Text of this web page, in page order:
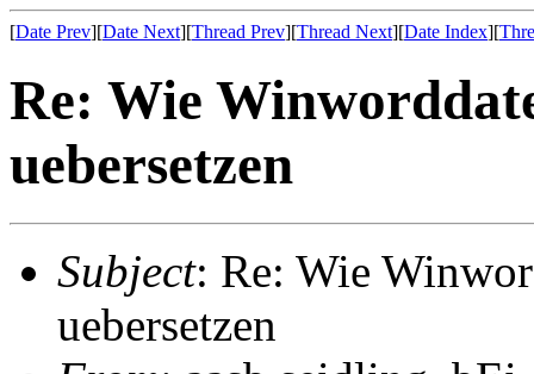
[Date Prev][Date Next][Thread Prev][Thread Next][Date Index][
Re: Wie
uebersetzen
Subject: Re: Wie
uebersetzen